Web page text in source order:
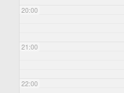
20:00
21:00
22:00